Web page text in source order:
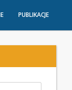
PUBLIKACJE